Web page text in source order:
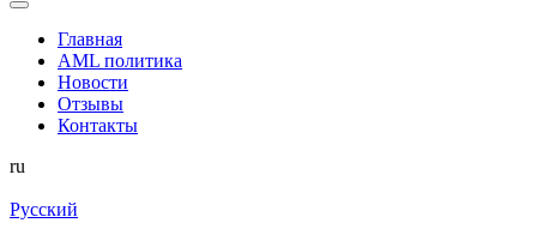
Главная
AML политика
Новости
Отзывы
Контакты
ru
Русский